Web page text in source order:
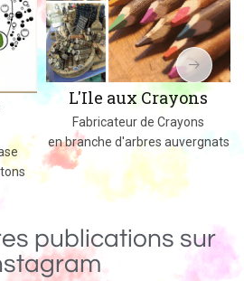
Un Monde de Bois
Des jeux, jouets et objets en
massif fabriqués dans le 02
publications sur